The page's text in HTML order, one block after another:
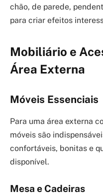
chão, de parede,
para criar efeitos
Mobiliário e
Área Externa
Móveis Essenciais
Para uma área externa
móveis são
confortáveis, bonitas e
disponível.
Mesa e Cadeiras